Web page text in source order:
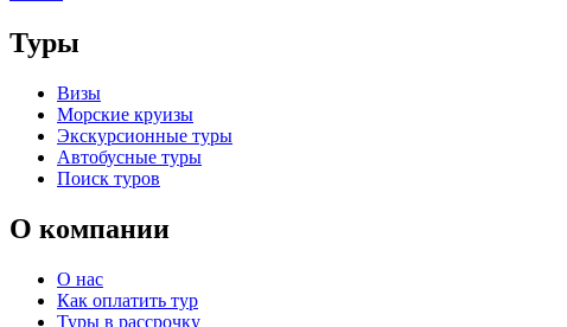
Туры
Визы
Морские круизы
Экскурсионные туры
Автобусные туры
Поиск туров
О компании
О нас
Как оплатить тур
Туры в рассрочку